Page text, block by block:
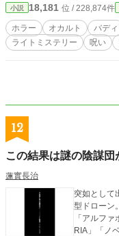
小説 18,181 位 / 228,874件
ホラー オカルト バディ
ライトミステリー
呪い
12
この結果は謎の陰謀
蓮實長治
突如として
型ドローン
「アルフ
RIA」「ノ